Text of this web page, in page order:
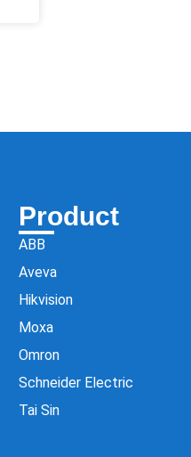
Product
ABB
Aveva
Hikvision
Moxa
Omron
Schneider Electric
Tai Sin